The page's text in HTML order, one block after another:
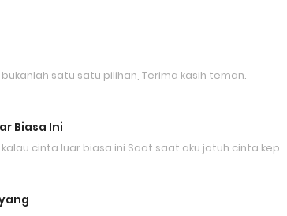
satu satu pilihan, Terima kasih teman.
Biasa Ini
cinta luar biasa ini Saat saat aku jatuh cinta kep…